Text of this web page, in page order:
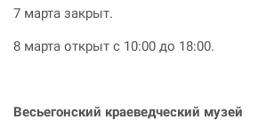
7 марта закрыт.
8 марта открыт с 10:00 до 18:00.
Весьегонский краеведческий музей